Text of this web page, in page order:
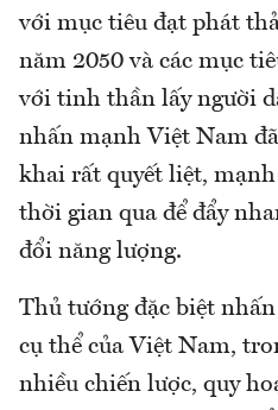
với mục tiêu đạt phát
năm 2050 và các mục
với tinh thần lấy người
nhấn mạnh Việt Nam
khai rất quyết liệt,
thời gian qua để đẩy
đổi năng lượng.
Thủ tướng đặc biệt
cụ thể của Việt Nam,
nhiều chiến lược, quy